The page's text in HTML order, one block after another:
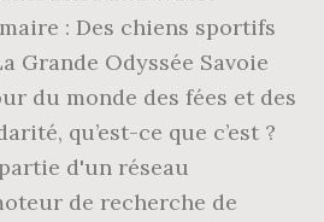
: Des chiens sportifs
Grande Odyssée Savoie
du monde des fées et des
qu’est-ce que c’est ?
d'un réseau
de recherche de